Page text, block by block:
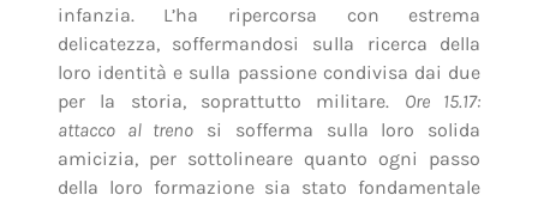
infanzia. L’ha ripercorsa con estrema
delicatezza, soffermandosi sulla ricerca della
loro identità e sulla passione condivisa dai due
per la storia, soprattutto militare. Ore 15.17:
attacco al treno si sofferma sulla loro solida
amicizia, per sottolineare quanto ogni passo
della loro formazione sia stato fondamentale